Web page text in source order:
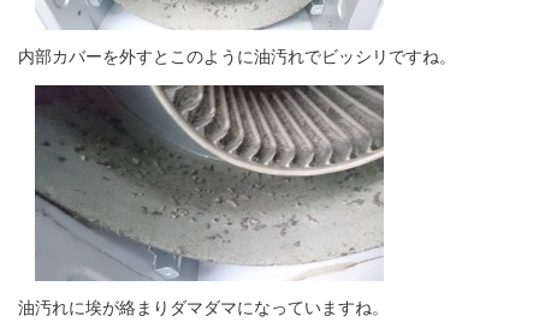
内部カバーを外すとこのように油汚れでビッシリですね。
油汚れに埃が絡まりダマダマになっていますね。